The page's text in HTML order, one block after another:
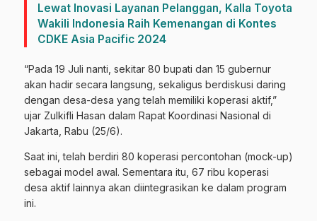
Lewat Inovasi Layanan Pelanggan, Kalla Toyota
Wakili Indonesia Raih Kemenangan di Kontes
CDKE Asia Pacific 2024
“Pada 19 Juli nanti, sekitar 80 bupati dan 15 gubernur
akan hadir secara langsung, sekaligus berdiskusi daring
dengan desa-desa yang telah memiliki koperasi aktif,”
ujar Zulkifli Hasan dalam Rapat Koordinasi Nasional di
Jakarta, Rabu (25/6).
Saat ini, telah berdiri 80 koperasi percontohan (mock-up)
sebagai model awal. Sementara itu, 67 ribu koperasi
desa aktif lainnya akan diintegrasikan ke dalam program
ini.